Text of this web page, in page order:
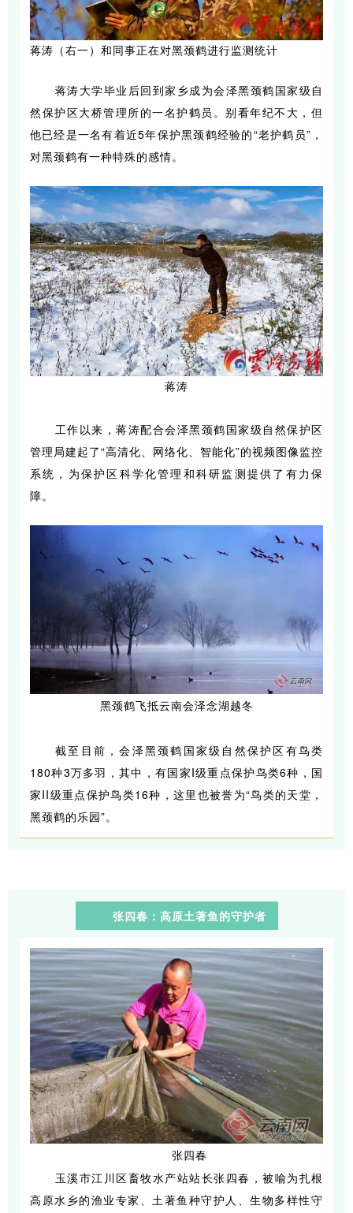
蒋涛（右一）和同事正在对黑颈鹤进行监测统计
蒋涛大学毕业后回到家乡成为会泽黑颈鹤国家级自
然保护区大桥管理所的一名护鹤员。别看年纪不大，但
他已经是一名有着近5年保护黑颈鹤经验的“老护鹤员”，
对黑颈鹤有一种特殊的感情。
蒋涛
工作以来，蒋涛配合会泽黑颈鹤国家级自然保护区
管理局建起了“高清化、网络化、智能化”的视频图像监控
系统，为保护区科学化管理和科研监测提供了有力保
障。
黑颈鹤飞抵云南会泽念湖越冬
截至目前，会泽黑颈鹤国家级自然保护区有鸟类
180种3万多羽，其中，有国家I级重点保护鸟类6种，国
家II级重点保护鸟类16种，这里也被誉为“鸟类的天堂，
黑颈鹤的乐园”。
张四春：高原土著鱼的守护者
张四春
玉溪市江川区畜牧水产站站长张四春，被喻为扎根
高原水乡的渔业专家、土著鱼种守护人、生物多样性守